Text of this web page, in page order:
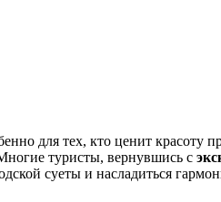
для тех, кто ценит
туристы, вернувшись с
суеты и насладиться